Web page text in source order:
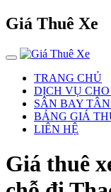
Giá Thuê Xe
TRANG CHỦ
DỊCH VỤ
SÂN BAY
BẢNG GIÁ
LIÊN HỆ
Giá thuê